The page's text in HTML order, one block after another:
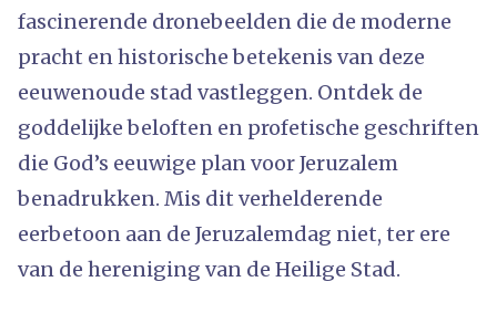
fascinerende dronebeelden die de moderne
pracht en historische betekenis van deze
eeuwenoude stad vastleggen. Ontdek de
goddelijke beloften en profetische geschriften
die God’s eeuwige plan voor Jeruzalem
benadrukken. Mis dit verhelderende
eerbetoon aan de Jeruzalemdag niet, ter ere
van de hereniging van de Heilige Stad.